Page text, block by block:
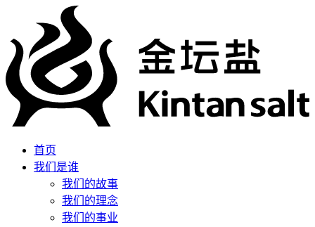
首页
我们是谁
我们的故事
我们的理念
我们的事业